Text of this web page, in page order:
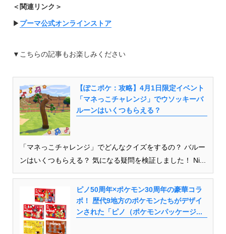
＜関連リンク＞
▶︎ プーマ公式オンラインストア
▼こちらの記事もお楽しみください
【ぽこポケ：攻略】4月1日限定イベント
「マネっこチャレンジ」でウソッキーバ
ルーンはいくつもらえる？
「マネっこチャレンジ」でどんなクイズをするの？ バルー
ンはいくつもらえる？ 気になる疑問を検証しました！ Ni...
ピノ50周年×ポケモン30周年の豪華コラ
ボ！ 歴代9地方のポケモンたちがデザイ
ンされた「ピノ（ポケモンパッケージ...